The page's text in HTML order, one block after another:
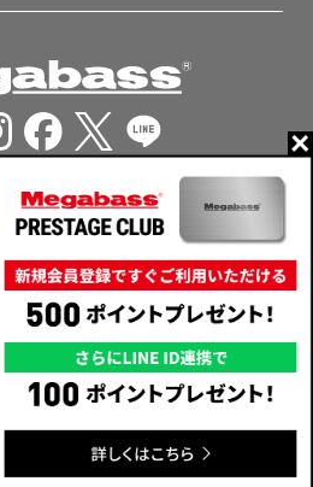
リシー特定商取引法に基づく表示
いたずら注文等への対応
inc. All rights reserved.